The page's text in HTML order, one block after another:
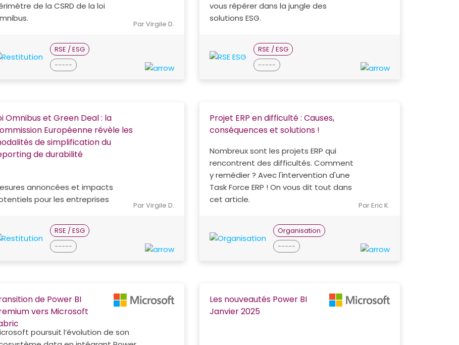
de la CSRD de la loi
Par Virgile D.
RSE / ESG
-----
vous répérer dans la jungle des
solutions ESG.
RSE / ESG
-----
Omnibus et Green Deal : la
Européenne révèle les
de simplification du
de durabilité
annoncées et impacts
pour les entreprises
Par Virgile D.
RSE / ESG
-----
Projet ERP en difficulté : Causes,
conséquences et solutions !
Nombreux sont les projets ERP qui
rencontrent des difficultés. Comment
y remédier ? Avec l'intervention d'une
Task Force ERP ! On vous dit tout dans
cet article.
Par Eric K.
Organisation
-----
de Power BI
vers Microsoft
poursuit l’évolution de son
Les nouveautés Power BI
Janvier 2025